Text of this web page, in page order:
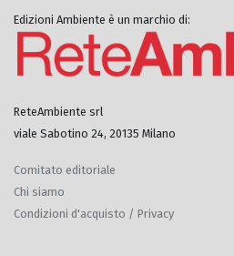
Edizioni Ambiente è un marchio di:
ReteAmbiente srl
viale Sabotino 24, 20135 Milano
Comitato editoriale
Chi siamo
Condizioni d'acquisto / Privacy